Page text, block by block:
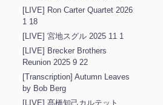
[LIVE] Ron Carter Quartet 2026
1 18
[LIVE] 宮地スグル 2025 11 1
[LIVE] Brecker Brothers
Reunion 2025 9 22
[Transcription] Autumn Leaves
by Bob Berg
[LIVE] 髙橋知己カルテット